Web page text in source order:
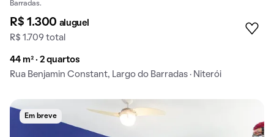
Barradas.
R$ 1.300 aluguel
R$ 1.709 total
44 m² · 2 quartos
Rua Benjamin Constant, Largo do Barradas · Niterói
Em breve